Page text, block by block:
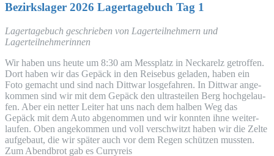
Bezirks­la­ger 2026 Lager­ta­ge­buch Tag 1
Lager­ta­ge­buch geschrie­ben von Lager­teil­neh­mern und
Lagerteilnehmerinnen
Wir haben uns heu­te um 8:30 am Mess­platz in Nec­kar­elz getrof­fen.
Dort haben wir das Gepäck in den Rei­se­bus gela­den, haben ein
Foto gemacht und sind nach Ditt­war los­ge­fah­ren. In Ditt­war ange­
kom­men sind wir mit dem Gepäck den ultrast­ei­len Berg hoch­ge­lau­
fen. Aber ein net­ter Lei­ter hat uns nach dem hal­ben Weg das
Gepäck mit dem Auto abge­nom­men und wir konn­ten ihne wei­ter­
lau­fen. Oben ange­kom­men und voll ver­schwitzt haben wir die Zel­te
auf­ge­baut, die wir spä­ter auch vor dem Regen schüt­zen muss­ten.
Zum Abend­brot gab es Curryreis